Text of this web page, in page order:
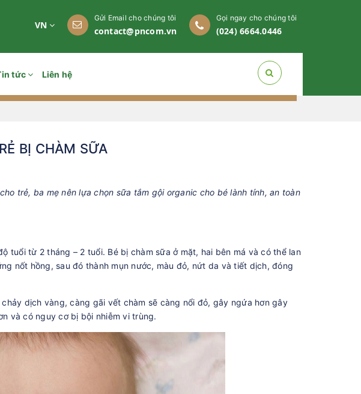
VN
Gửi Email cho chúng tôi
contact@pncom.vn
Gọi ngay cho chúng tôi
(024) 6664.0446
tức Liên hệ
BỊ CHÀM SỮA
trẻ, ba mẹ nên lựa chọn sữa tắm gội organic cho bé lành tính, an toàn
tuổi từ 2 tháng – 2 tuổi. Bé bị chàm sữa ở mặt, hai bên má và có thể lan
nốt hồng, sau đó thành mụn nước, màu đỏ, nứt da và tiết dịch, đóng
dịch vàng, càng gãi vết chàm sẽ càng nổi đỏ, gây ngứa hơn gây
và có nguy cơ bị bội nhiễm vi trùng.